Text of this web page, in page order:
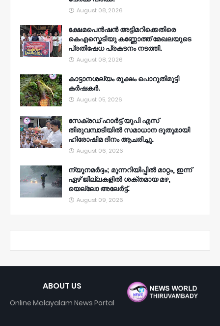
August 08, 2026
ക്ഷേമപെൻഷൻ അട്ടിമറിക്കെതിരെ
കെഎസ്കെടിയു കണ്ണോത്ത് മേഖലയുടെ
പ്രതിഷേധ പ്രകടനം നടത്തി.
August 08, 2026
കാട്ടാനശല്യം രൂക്ഷം പൊറുതിമുട്ടി
കർഷകർ.
August 05, 2026
സേക്രഡ് ഹാർട്ട് യുപി എസ്
തിരുവമ്പാടിയിൽ സമാധാന ദൂതുമായി
ഹിരോഷിമ ദിനം ആചരിച്ചു.
August 06, 2026
ന്യൂനമര്‍ദ്ദം; മുന്നറിയിപ്പില്‍ മാറ്റം, ഇന്ന്
ഏഴ് ജില്ലകളില്‍ ശക്തമായ മഴ,
യെല്ലോ അലേര്‍ട്ട്.
August 09, 2026
ABOUT US
Online Malayalam News Portal